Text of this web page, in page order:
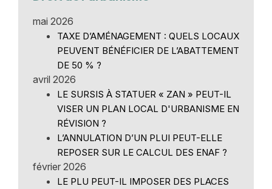
mai 2026
TAXE D’AMÉNAGEMENT : QUELS LOCAUX
PEUVENT BÉNÉFICIER DE L’ABATTEMENT
DE 50 % ?
avril 2026
LE SURSIS À STATUER « ZAN » PEUT-IL
VISER UN PLAN LOCAL D'URBANISME EN
RÉVISION ?
L’ANNULATION D’UN PLUI PEUT-ELLE
REPOSER SUR LE CALCUL DES ENAF ?
février 2026
LE PLU PEUT-IL IMPOSER DES PLACES